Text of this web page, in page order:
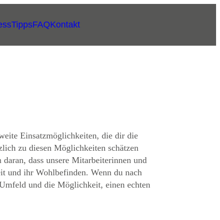
TippsFAQKontakt
Einsatzmöglichkeiten, die dir die
zu diesen Möglichkeiten schätzen
dass unsere Mitarbeiterinnen und
und ihr Wohlbefinden. Wenn du nach
und die Möglichkeit, einen echten